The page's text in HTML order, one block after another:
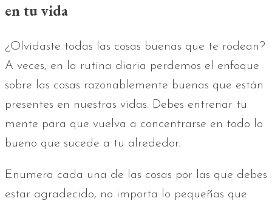
en tu vida
¿Olvidaste todas las cosas buenas que te rodean?
A veces, en la rutina diaria perdemos el enfoque
sobre las cosas razonablemente buenas que están
presentes en nuestras vidas. Debes entrenar tu
mente para que vuelva a concentrarse en todo lo
bueno que sucede a tu alrededor.
Enumera cada una de las cosas por las que debes
estar agradecido, no importa lo pequeñas que